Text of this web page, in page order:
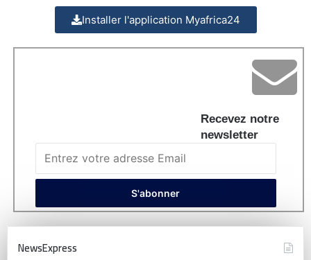
Installer l'application Myafrica24
Recevez notre
newsletter
NewsExpress